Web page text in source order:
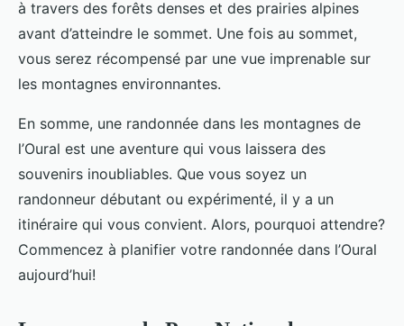
à travers des forêts denses et des prairies alpines
avant d’atteindre le sommet. Une fois au sommet,
vous serez récompensé par une vue imprenable sur
les montagnes environnantes.
En somme, une randonnée dans les montagnes de
l’Oural est une aventure qui vous laissera des
souvenirs inoubliables. Que vous soyez un
randonneur débutant ou expérimenté, il y a un
itinéraire qui vous convient. Alors, pourquoi attendre?
Commencez à planifier votre randonnée dans l’Oural
aujourd’hui!